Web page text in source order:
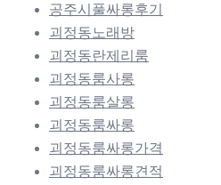
공주시풀싸롱후기
괴정동노래방
괴정동란제리룸
괴정동룸사롱
괴정동룸살롱
괴정동룸싸롱
괴정동룸싸롱가격
괴정동룸싸롱견적